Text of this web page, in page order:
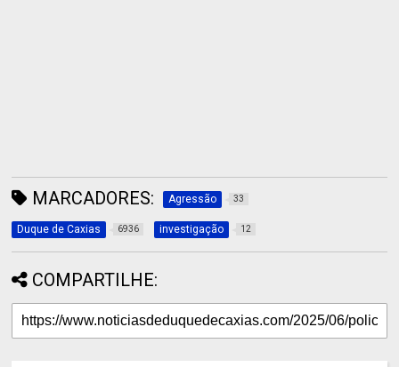
MARCADORES: Agressão 33
Duque de Caxias 6936 investigação 12
COMPARTILHE: